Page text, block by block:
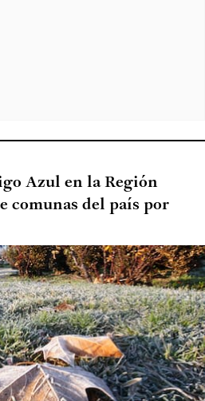
Azul en la Región
comunas del país por